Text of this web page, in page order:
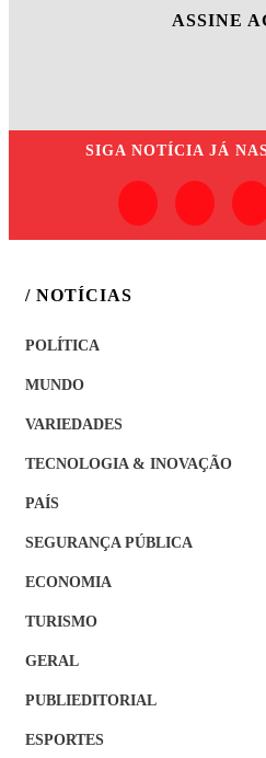
ASSINE
SIGA NOTÍCIA JÁ
/ NOTÍCIAS
POLÍTICA
MUNDO
VARIEDADES
TECNOLOGIA & INOVAÇÃO
PAÍS
SEGURANÇA PÚBLICA
ECONOMIA
TURISMO
GERAL
PUBLIEDITORIAL
ESPORTES